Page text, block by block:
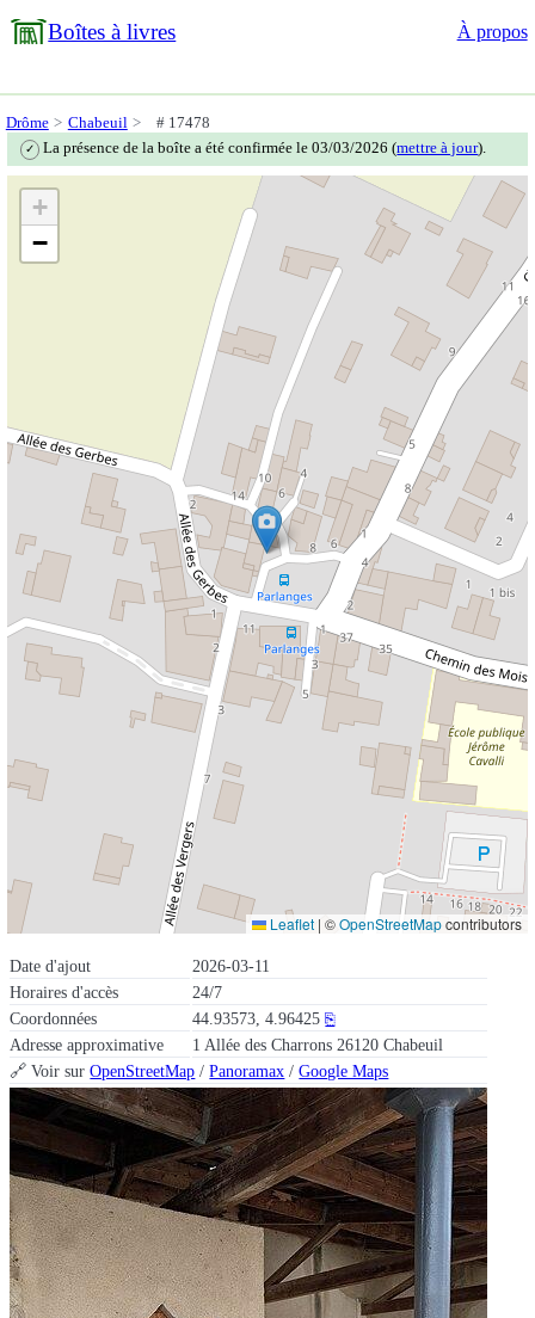
Boîtes à livres À propos
Drôme Chabeuil # 17478
✓ La présence de la boîte a été confirmée le 03/03/2026 (mettre à jour).
Date d'ajout
2026-03-11
Horaires d'accès
24/7
Coordonnées
44.93573, 4.96425 ⎘
Adresse approximative
1 Allée des Charrons 26120 Chabeuil
🔗 Voir surOpenStreetMap /Panoramax /Google Maps
+
−
Leaflet | ©OpenStreetMapcontributors